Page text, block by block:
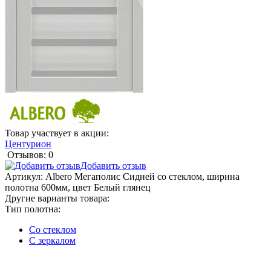
Товар участвует в акции:
Центурион
Отзывов: 0
Добавить отзыв
Артикул: Albero Мегаполис Сидней со стеклом, ширина
полотна 600мм, цвет Белый глянец
Другие варианты товара:
Тип полотна:
Со стеклом
С зеркалом